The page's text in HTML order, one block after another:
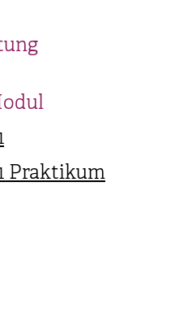
Praktikum